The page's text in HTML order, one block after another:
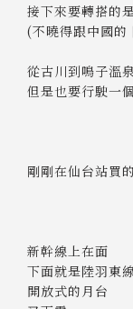
接下來要轉搭的
(不曉得跟中國的
從古川到鳴子溫
但是也要行駛一
剛剛在仙台站買
新幹線上在面
下面就是陸羽東線
開放式的月台